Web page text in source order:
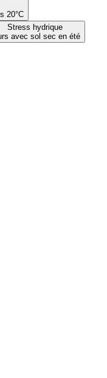
20°C
Stress hydrique
avec sol sec en été